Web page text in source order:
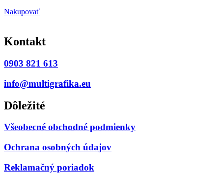
Nakupovať
Kontakt
0903 821 613
info@multigrafika.eu
Dôležité
Všeobecné obchodné podmienky
Ochrana osobných údajov
Reklamačný poriadok